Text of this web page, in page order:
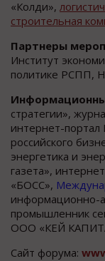
«Колди»,
строительная
Партнеры
Институт
политике РСПП,
стратегии»,
интернет-
российского
энергетика и
газета»,
«БОСС»,
информационно-
промышленник
ООО «КЕЙ
Сайт форума: